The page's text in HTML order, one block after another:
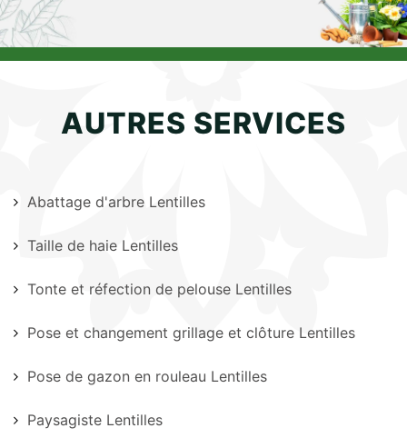
AUTRES SERVICES
Abattage d'arbre Lentilles
Taille de haie Lentilles
Tonte et réfection de pelouse Lentilles
Pose et changement grillage et clôture Lentilles
Pose de gazon en rouleau Lentilles
Paysagiste Lentilles